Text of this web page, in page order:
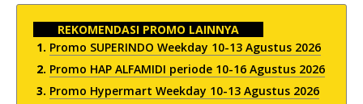
REKOMENDASI PROMO LAINNYA
Promo SUPERINDO Weekday 10-13 Agustus 2026
Promo HAP ALFAMIDI periode 10-16 Agustus 2026
Promo Hypermart Weekday 10-13 Agustus 2026